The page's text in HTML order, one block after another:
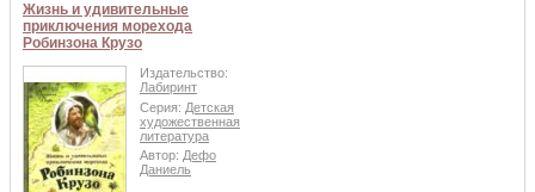
Жизнь и удивительные
приключения морехода
Робинзона Крузо
Издательство:
Лабиринт
Серия: Детская
художественная
литература
Автор: Дефо
Даниель